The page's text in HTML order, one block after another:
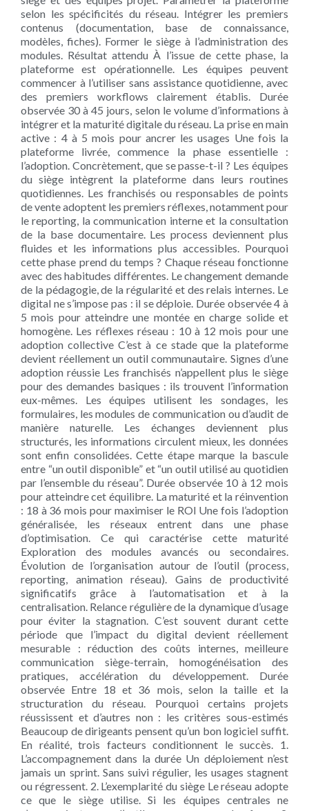
selon les spécificités du réseau. Intégrer les premiers
contenus (documentation, base de connaissance,
modèles, fiches). Former le siège à l’administration des
modules. Résultat attendu À l’issue de cette phase, la
plateforme est opérationnelle. Les équipes peuvent
commencer à l’utiliser sans assistance quotidienne, avec
des premiers workflows clairement établis. Durée
observée 30 à 45 jours, selon le volume d’informations à
intégrer et la maturité digitale du réseau. La prise en main
active : 4 à 5 mois pour ancrer les usages Une fois la
plateforme livrée, commence la phase essentielle :
l’adoption. Concrètement, que se passe-t-il ? Les équipes
du siège intègrent la plateforme dans leurs routines
quotidiennes. Les franchisés ou responsables de points
de vente adoptent les premiers réflexes, notamment pour
le reporting, la communication interne et la consultation
de la base documentaire. Les process deviennent plus
fluides et les informations plus accessibles. Pourquoi
cette phase prend du temps ? Chaque réseau fonctionne
avec des habitudes différentes. Le changement demande
de la pédagogie, de la régularité et des relais internes. Le
digital ne s’impose pas : il se déploie. Durée observée 4 à
5 mois pour atteindre une montée en charge solide et
homogène. Les réflexes réseau : 10 à 12 mois pour une
adoption collective C’est à ce stade que la plateforme
devient réellement un outil communautaire. Signes d’une
adoption réussie Les franchisés n’appellent plus le siège
pour des demandes basiques : ils trouvent l’information
eux-mêmes. Les équipes utilisent les sondages, les
formulaires, les modules de communication ou d’audit de
manière naturelle. Les échanges deviennent plus
structurés, les informations circulent mieux, les données
sont enfin consolidées. Cette étape marque la bascule
entre “un outil disponible” et “un outil utilisé au quotidien
par l’ensemble du réseau”. Durée observée 10 à 12 mois
pour atteindre cet équilibre. La maturité et la réinvention
: 18 à 36 mois pour maximiser le ROI Une fois l’adoption
généralisée, les réseaux entrent dans une phase
d’optimisation. Ce qui caractérise cette maturité
Exploration des modules avancés ou secondaires.
Évolution de l’organisation autour de l’outil (process,
reporting, animation réseau). Gains de productivité
significatifs grâce à l’automatisation et à la
centralisation. Relance régulière de la dynamique d’usage
pour éviter la stagnation. C’est souvent durant cette
période que l’impact du digital devient réellement
mesurable : réduction des coûts internes, meilleure
communication siège-terrain, homogénéisation des
pratiques, accélération du développement. Durée
observée Entre 18 et 36 mois, selon la taille et la
structuration du réseau. Pourquoi certains projets
réussissent et d’autres non : les critères sous-estimés
Beaucoup de dirigeants pensent qu’un bon logiciel suffit.
En réalité, trois facteurs conditionnent le succès. 1.
L’accompagnement dans la durée Un déploiement n’est
jamais un sprint. Sans suivi régulier, les usages stagnent
ou régressent. 2. L’exemplarité du siège Le réseau adopte
ce que le siège utilise. Si les équipes centrales ne